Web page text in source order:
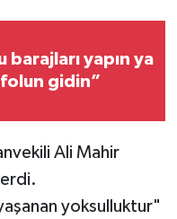
barajları yapın ya
gidin”
Ali Mahir
yoksulluktur"